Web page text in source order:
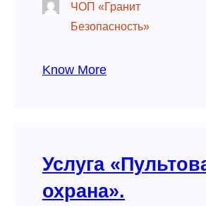
ЧОП «Гранит
Безопасность»
Know More
Услуга
охрана».